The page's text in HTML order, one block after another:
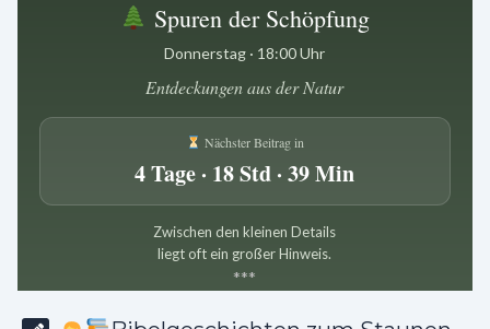
Spuren der Schöpfung
Donnerstag · 18:00 Uhr
Entdeckungen aus der Natur
Nächster Beitrag in
4 Tage · 18 Std · 39 Min
Zwischen den kleinen Details
liegt oft ein großer Hinweis.
***